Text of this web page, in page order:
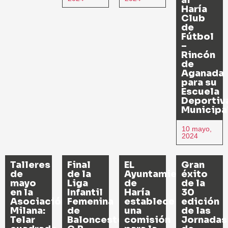
Haría
Club
de
Fútbol
–
Rincón
de
Aganada
para su
Escuela
10 mayo,
2024
Talleres
de
mayo
en la
Asociación
Milana:
Telar
Final
de la
Liga
Infantil
Femenina
de
Baloncesto:
EL
Ayuntamiento
de
Haría
establece
una
comisión
Gran
éxito
de la
30
edición
de las
Jornadas